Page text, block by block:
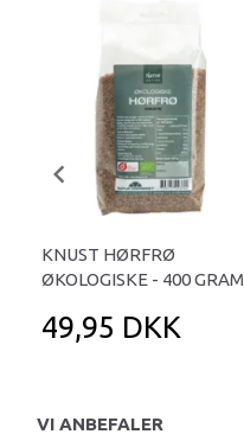
KNUST HØRFRØ
ØKOLOGISKE - 400 GRAM
49,95 DKK
VI ANBEFALER